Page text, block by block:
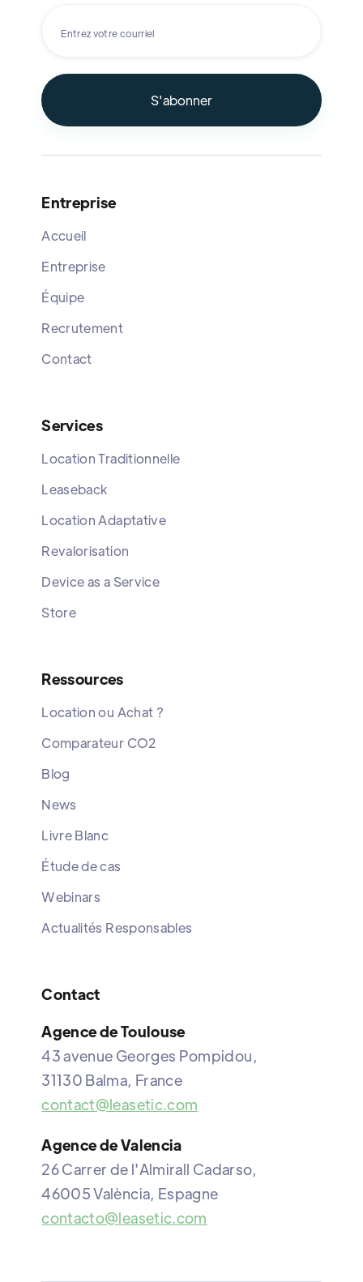
Entreprise
Accueil
Entreprise
Équipe
Recrutement
Contact
Services
Location Traditionnelle
Leaseback
Location Adaptative
Revalorisation
Device as a Service
Store
Ressources
Location ou Achat ?
Comparateur CO2
Blog
News
Livre Blanc
Étude de cas
Webinars
Actualités Responsables
Contact
Agence de Toulouse
43 avenue Georges Pompidou,
31130 Balma, France
contact@leasetic.com
Agence de Valencia
26 Carrer de l'Almirall Cadarso,
46005 València, Espagne
contacto@leasetic.com